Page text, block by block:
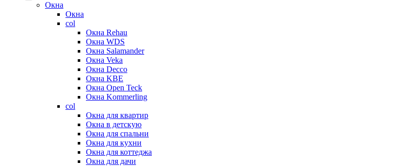
Окна
Окна
col
Окна Rehau
Окна WDS
Окна Salamander
Окна Veka
Окна Decco
Окна KBE
Окна Open Teck
Окна Kommerling
col
Окна для квартир
Окна в детскую
Окна для спальни
Окна для кухни
Окна для коттеджа
Окна для дачи